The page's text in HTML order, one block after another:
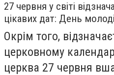
27 червня у світі
цікавих дат: День
Окрім того,
церковному
церква 27 червня